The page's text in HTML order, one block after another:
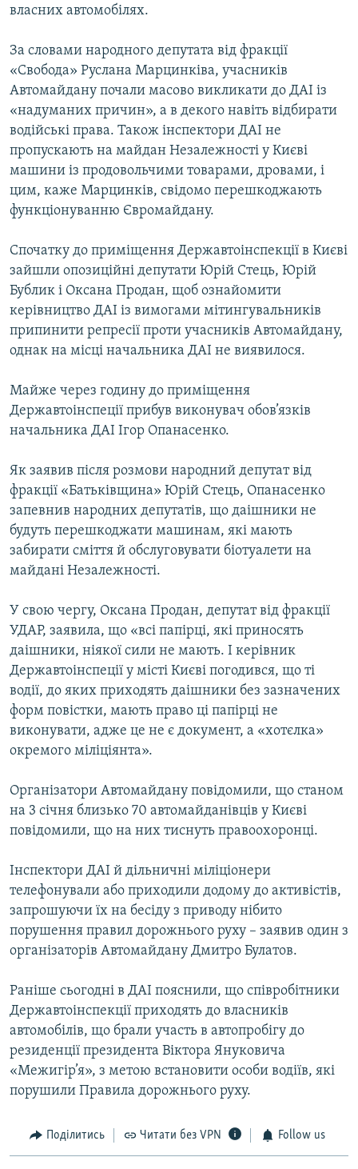
власних автомобілях.
За словами народного депутата від фракції
«Свобода» Руслана Марцинківа, учасників
Автомайдану почали масово викликати до ДАІ із
«надуманих причин», а в декого навіть відбирати
водійські права. Також інспектори ДАІ не
пропускають на майдан Незалежності у Києві
машини із продовольчими товарами, дровами, і
цим, каже Марцинків, свідомо перешкоджають
функціонуванню Євромайдану.
Спочатку до приміщення Державтоінспекції в Києві
зайшли опозиційні депутати Юрій Стець, Юрій
Бублик і Оксана Продан, щоб ознайомити
керівництво ДАІ із вимогами мітингувальників
припинити репресії проти учасників Автомайдану,
однак на місці начальника ДАІ не виявилося.
Майже через годину до приміщення
Державтоінспеції прибув виконувач обов’язків
начальника ДАІ Ігор Опанасенко.
Як заявив після розмови народний депутат від
фракції «Батьківщина» Юрій Стець, Опанасенко
запевнив народних депутатів, що даішники не
будуть перешкоджати машинам, які мають
забирати сміття й обслуговувати біотуалети на
майдані Незалежності.
У свою чергу, Оксана Продан, депутат від фракції
УДАР, заявила, що «всі папірці, які приносять
даішники, ніякої сили не мають. І керівник
Державтоінспеції у місті Києві погодився, що ті
водії, до яких приходять даішники без зазначених
форм повістки, мають право ці папірці не
виконувати, адже це не є документ, а «хотєлка»
окремого міліціянта».
Організатори Автомайдану повідомили, що станом
на 3 січня близько 70 автомайданівців у Києві
повідомили, що на них тиснуть правоохоронці.
Інспектори ДАІ й дільничні міліціонери
телефонували або приходили додому до активістів,
запрошуючи їх на бесіду з приводу нібито
порушення правил дорожнього руху – заявив один з
організаторів Автомайдану Дмитро Булатов.
Раніше сьогодні в ДАІ пояснили, що співробітники
Державтоінспекції приходять до власників
автомобілів, що брали участь в автопробігу до
резиденції президента Віктора Януковича
«Межигір’я», з метою встановити особи водіїв, які
порушили Правила дорожнього руху.
Поділитись Читати без VPN Follow us